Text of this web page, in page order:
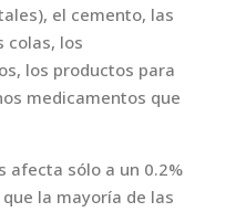
el cemento, las
colas, los
los productos para
medicamentos que
afecta sólo a un 0.2%
la mayoría de las